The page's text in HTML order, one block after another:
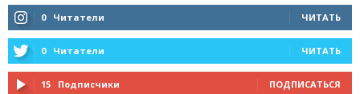
0 Читатели ЧИТАТЬ
0 Читатели ЧИТАТЬ
15 Подписчики ПОДПИСАТЬСЯ